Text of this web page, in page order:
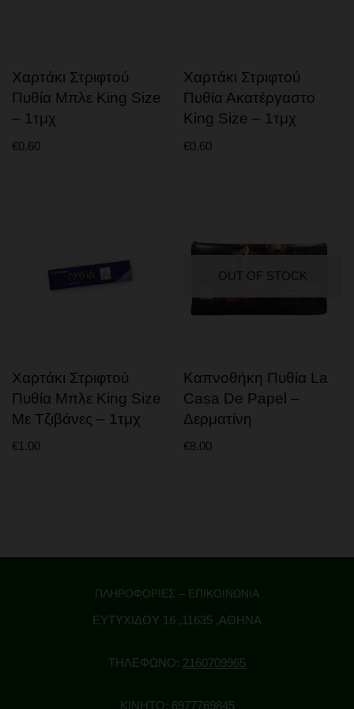
Χαρτάκι Στριφτού
Πυθία Μπλε King Size
– 1τμχ
€0.60
Χαρτάκι Στριφτού
Πυθία Ακατέργαστο
King Size – 1τμχ
€0.60
Χαρτάκι Στριφτού
Πυθία Μπλε King Size
Με Τζιβάνες – 1τμχ
€1.00
OUT OF STOCK
Καπνοθήκη Πυθία La
Casa De Papel –
Δερματίνη
€8.00
ΠΛΗΡΟΦΟΡΙΕΣ – ΕΠΙΚΟΙΝΩΝΙΑ
ΕΥΤΥΧΙΔΟΥ 16 ,11635 ,ΑΘΗΝΑ
ΤΗΛΕΦΩΝΟ: 2160709965
ΚΙΝΗΤΟ: 6977769845